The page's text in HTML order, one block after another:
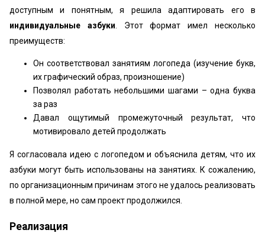
доступным и понятным, я решила адаптировать его в
индивидуальные азбуки . Этот формат имел несколько
преимуществ:
Он соответствовал занятиям логопеда (изучение букв,
их графический образ, произношение)
Позволял работать небольшими шагами – одна буква
за раз
Давал ощутимый промежуточный результат, что
мотивировало детей продолжать
Я согласовала идею с логопедом и объяснила детям, что их
азбуки могут быть использованы на занятиях. К сожалению,
по организационным причинам этого не удалось реализовать
в полной мере, но сам проект продолжился.
Реализация